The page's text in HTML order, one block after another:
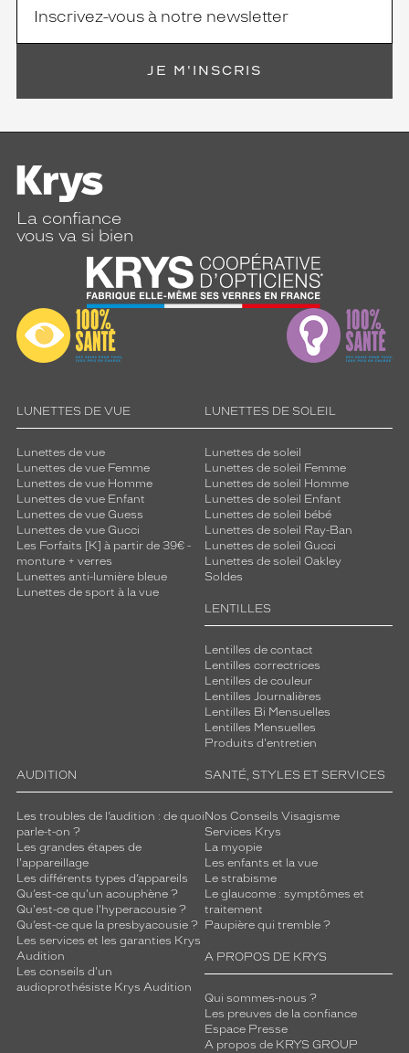
JE M'INSCRIS
La confiance
vous va si bien
LUNETTES DE VUE
Lunettes de vue
Lunettes de vue Femme
Lunettes de vue Homme
Lunettes de vue Enfant
Lunettes de vue Guess
Lunettes de vue Gucci
Les Forfaits [K] à partir de 39€ -
monture + verres
Lunettes anti-lumière bleue
Lunettes de sport à la vue
LUNETTES DE SOLEIL
Lunettes de soleil
Lunettes de soleil Femme
Lunettes de soleil Homme
Lunettes de soleil Enfant
Lunettes de soleil bébé
Lunettes de soleil Ray-Ban
Lunettes de soleil Gucci
Lunettes de soleil Oakley
Soldes
LENTILLES
Lentilles de contact
Lentilles correctrices
Lentilles de couleur
Lentilles Journalières
Lentilles Bi Mensuelles
Lentilles Mensuelles
Produits d'entretien
AUDITION
Les troubles de l’audition : de quoi
parle-t-on ?
Les grandes étapes de
l'appareillage
Les différents types d’appareils
Qu’est-ce qu'un acouphène ?
Qu'est-ce que l'hyperacousie ?
Qu’est-ce que la presbyacousie ?
Les services et les garanties Krys
Audition
Les conseils d'un
audioprothésiste Krys Audition
SANTÉ, STYLES ET SERVICES
Nos Conseils Visagisme
Services Krys
La myopie
Les enfants et la vue
Le strabisme
Le glaucome : symptômes et
traitement
Paupière qui tremble ?
A PROPOS DE KRYS
Qui sommes-nous ?
Les preuves de la confiance
Espace Presse
A propos de KRYS GROUP